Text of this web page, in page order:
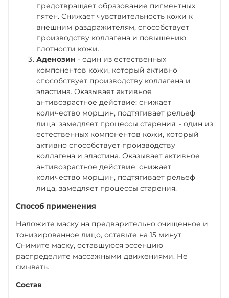
предотвращает образование пигментных
пятен. Снижает чувствительность кожи к
внешним раздражителям, способствует
производству коллагена и повышению
плотности кожи.
Аденозин - один из естественных
компонентов кожи, который активно
способствует производству коллагена и
эластина. Оказывает активное
антивозрастное действие: снижает
количество морщин, подтягивает рельеф
лица, замедляет процессы старения. - один из
естественных компонентов кожи, который
активно способствует производству
коллагена и эластина. Оказывает активное
антивозрастное действие: снижает
количество морщин, подтягивает рельеф
лица, замедляет процессы старения.
Способ применения
Наложите маску на предварительно очищенное и
тонизированное лицо, оставьте на 15 минут.
Снимите маску, оставшуюся эссенцию
распределите массажными движениями. Не
смывать.
Состав